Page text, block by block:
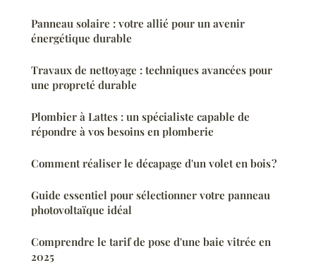
Panneau solaire : votre allié pour un avenir
énergétique durable
Travaux de nettoyage : techniques avancées pour
une propreté durable
Plombier à Lattes : un spécialiste capable de
répondre à vos besoins en plomberie
Comment réaliser le décapage d'un volet en bois ?
Guide essentiel pour sélectionner votre panneau
photovoltaïque idéal
Comprendre le tarif de pose d'une baie vitrée en
2025